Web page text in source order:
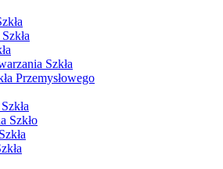
Szkła
Przemysłowego
Szkło